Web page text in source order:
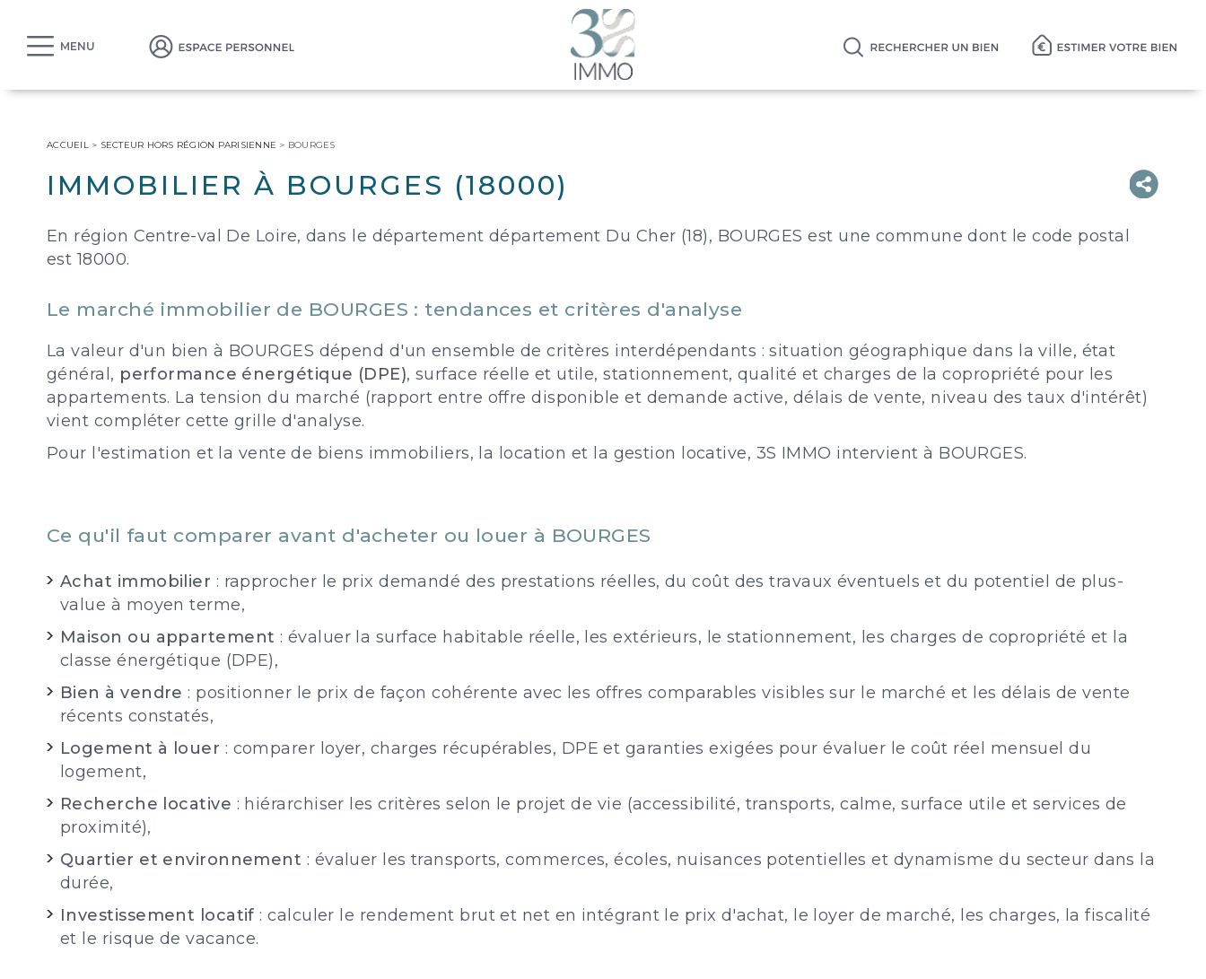
MENU
ACCUEIL> SECTEUR HORS RÉGION PARISIENNE > BOURGES
IMMOBILIER À BOURGES (18000)
En région Centre-val De Loire, dans le département département Du Cher (18), BOURGES est une commune dont le code postal
est 18000.
Le marché immobilier de BOURGES : tendances et critères d'analyse
La valeur d'un bien à BOURGES dépend d'un ensemble de critères interdépendants : situation géographique dans la ville, état
général, performance énergétique (DPE), surface réelle et utile, stationnement, qualité et charges de la copropriété pour les
appartements. La tension du marché (rapport entre offre disponible et demande active, délais de vente, niveau des taux d'intérêt)
vient compléter cette grille d'analyse.
Pour l'estimation et la vente de biens immobiliers, la location et la gestion locative, 3S IMMO intervient à BOURGES.
Ce qu'il faut comparer avant d'acheter ou louer à BOURGES
Achat immobilier : rapprocher le prix demandé des prestations réelles, du coût des travaux éventuels et du potentiel de plus-
value à moyen terme,
Maison ou appartement : évaluer la surface habitable réelle, les extérieurs, le stationnement, les charges de copropriété et la
classe énergétique (DPE),
Bien à vendre : positionner le prix de façon cohérente avec les offres comparables visibles sur le marché et les délais de vente
récents constatés,
Logement à louer : comparer loyer, charges récupérables, DPE et garanties exigées pour évaluer le coût réel mensuel du
logement,
Recherche locative : hiérarchiser les critères selon le projet de vie (accessibilité, transports, calme, surface utile et services de
proximité),
Quartier et environnement : évaluer les transports, commerces, écoles, nuisances potentielles et dynamisme du secteur dans la
durée,
Investissement locatif : calculer le rendement brut et net en intégrant le prix d'achat, le loyer de marché, les charges, la fiscalité
et le risque de vacance.